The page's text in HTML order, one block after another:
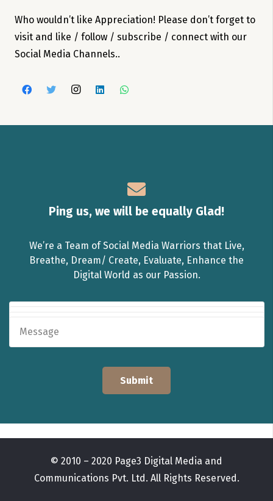
Who wouldn’t like Appreciation! Please don’t forget to
visit and like / follow / subscribe / connect with our
Social Media Channels..
Ping us, we will be equally Glad!
We’re a Team of Social Media Warriors that Live,
Breathe, Dream/ Create, Evaluate, Enhance the
Digital World as our Passion.
© 2010 – 2020 Page3 Digital Media and
Communications Pvt. Ltd. All Rights Reserved.